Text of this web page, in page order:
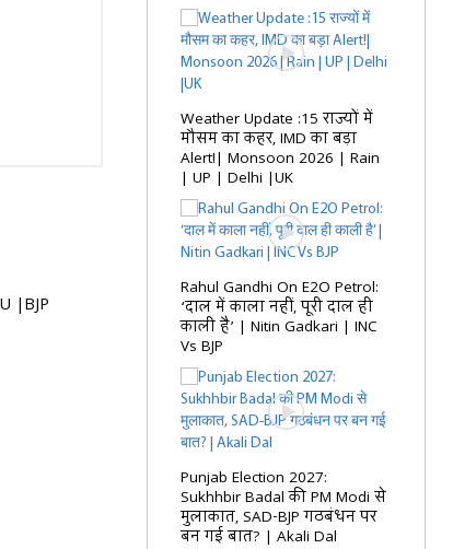
|BJP
Weather Update :15 राज्यों में
मौसम का कहर, IMD का बड़ा
Alert!| Monsoon 2026 | Rain
| UP | Delhi |UK
Rahul Gandhi On E2O Petrol:
‘दाल में काला नहीं, पूरी दाल ही
काली है’ | Nitin Gadkari | INC
Vs BJP
Punjab Election 2027:
Sukhhbir Badal की PM Modi से
मुलाकात, SAD-BJP गठबंधन पर
बन गई बात? | Akali Dal